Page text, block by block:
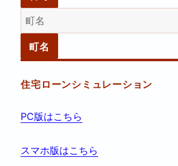
住宅ローンシミュレーション
PC版はこちら
スマホ版はこちら